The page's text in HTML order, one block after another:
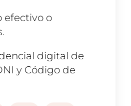
efectivo o
digital de
y Código de